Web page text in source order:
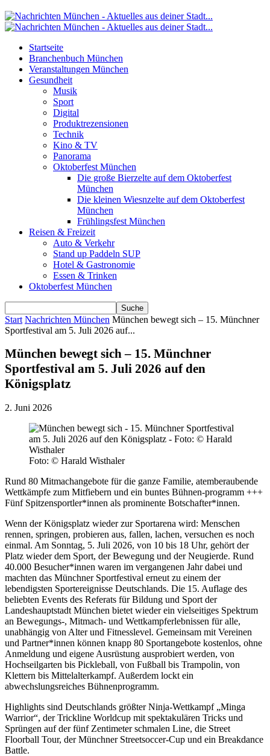
Startseite
Branchenbuch München
Veranstaltungen München
Gesundheit
Musik
Sport
Digital
Produktrezensionen
Technik
Kino & TV
Panorama
Oktoberfest München
Die große Bierzelte auf dem Oktoberfest
München
Die kleinen Wiesnzelte auf dem Oktoberfest
München
Frühlingsfest München
Reisen & Freizeit
Auto & Verkehr
Stand up Paddeln SUP
Hotel & Gastronomie
Essen & Trinken
Oktoberfest München
Start Nachrichten München München bewegt sich – 15. Münchner
Sportfestival am 5. Juli 2026 auf...
München bewegt sich – 15. Münchner
Sportfestival am 5. Juli 2026 auf den
Königsplatz
2. Juni 2026
Foto: © Harald Wisthaler
Rund 80 Mitmachangebote für die ganze Familie, atemberaubende
Wettkämpfe zum Mitfiebern und ein buntes Bühnen-programm +++
Fünf Spitzensportler*innen als prominente Botschafter*innen.
Wenn der Königsplatz wieder zur Sportarena wird: Menschen
rennen, springen, probieren aus, fallen, lachen, versuchen es noch
einmal. Am Sonntag, 5. Juli 2026, von 10 bis 18 Uhr, gehört der
Platz wieder dem Sport, der Bewegung und der Neugierde. Rund
40.000 Besucher*innen waren im vergangenen Jahr dabei und
machten das Münchner Sportfestival erneut zu einem der
lebendigsten Sportereignisse Deutschlands. Die 15. Auflage des
beliebten Events des Referats für Bildung und Sport der
Landeshauptstadt München bietet wieder ein vielseitiges Spektrum
an Bewegungs-, Mitmach- und Wettkampferlebnissen für alle,
unabhängig von Alter und Fitnesslevel. Gemeinsam mit Vereinen
und Partner*innen können knapp 80 Sportangebote kostenlos, ohne
Anmeldung und eigene Ausrüstung ausprobiert werden, von
Hochseilgarten bis Pickleball, von Fußball bis Trampolin, von
Klettern bis Mittelalterkampf. Außerdem lockt ein
abwechslungsreiches Bühnenprogramm.
Highlights sind Deutschlands größter Ninja-Wettkampf „Minga
Warrior“, der Trickline Worldcup mit spektakulären Tricks und
Sprüngen auf der fünf Zentimeter schmalen Line, die Street
Floorball Tour, der Münchner Streetsoccer-Cup und ein Breakdance
Battle.